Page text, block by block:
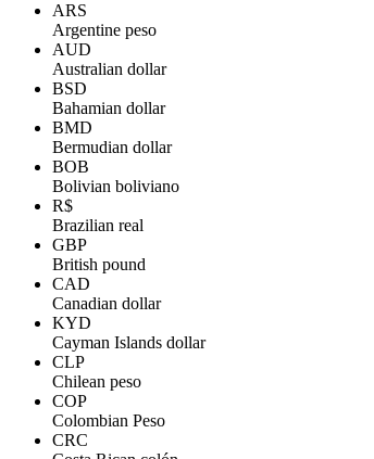
ARS
Argentine peso
AUD
Australian dollar
BSD
Bahamian dollar
BMD
Bermudian dollar
BOB
Bolivian boliviano
R$
Brazilian real
GBP
British pound
CAD
Canadian dollar
KYD
Cayman Islands dollar
CLP
Chilean peso
COP
Colombian Peso
CRC